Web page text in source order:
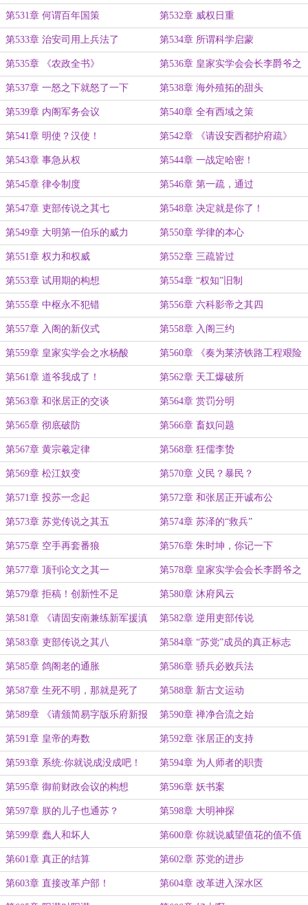
第531章 何谓百年国策 第532章 威权日重
第533章 治安司用上兵法了 第534章 所谓科学启蒙
第535章 《农政全书》 第536章 皇家实学会会长李爵爷之
其一
第537章 一怒之下就怒了一下 第538章 海外殖拓的甜头
第539章 内阁军务会议 第540章 全有西域之策
第541章 明使？汉使！ 第542章 《请设安西都护府疏》
第543章 事急从权 第544章 一战定哈密！
第545章 律令制度 第546章 第一疏，通过
第547章 吏部传说之其七 第548章 决定就是你了！
第549章 大明第一伯乐的威力 第550章 学律的本心
第551章 权力和权威 第552章 三疏皆过
第553章 试用期的构想 第554章 “权知”旧制
第555章 中枢永不犯错 第556章 六科影帝之其四
第557章 入阁的新仪式 第558章 入阁三约
第559章 皇家实学会之水杨酸 第560章 《奏为莱济铁路工程艰险
请拨余款疏》
第561章 道爷我成了！ 第562章 天工爆破所
第563章 和张居正的交谈 第564章 赏罚分明
第565章 彻底破防 第566章 畜奴问题
第567章 黄宗羲定律 第568章 狂儒李贽
第569章 松江奴变 第570章 义民？暴民？
第571章 投苏一念起 第572章 和张居正开诚布公
第573章 苏党传说之其五 第574章 苏泽的“救兵”
第575章 空手再套番狼 第576章 朱时坤，你记一下
第577章 顶刊论文之其一 第578章 皇家实学会会长李爵爷之
其二
第579章 拒稿！创新性不足 第580章 沐府风云
第581章 《请固安南兼练新军援滇
疏》
第582章 逆用吏部传说
第583章 吏部传说之其八 第584章 “苏党”成员的真正标志
第585章 鸽阁老的通胀 第586章 骄兵必败兵法
第587章 生死不明，那就是死了 第588章 新古文运动
第589章 《请颁简易字版乐府新报
便民疏》
第590章 禅净合流之始
第591章 皇帝的寿数 第592章 张居正的支持
第593章 系统:你就说成没成吧！ 第594章 为人师者的职责
第595章 御前财政会议的构想 第596章 妖书案
第597章 朕的儿子也通苏？ 第598章 大明神探
第599章 蠢人和坏人 第600章 你就说威望值花的值不值
吧
第601章 真正的结算 第602章 苏党的进步
第603章 直接改革户部！ 第604章 改革进入深水区